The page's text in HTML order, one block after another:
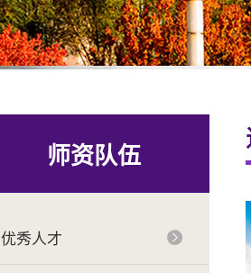
师资队伍
优秀人才